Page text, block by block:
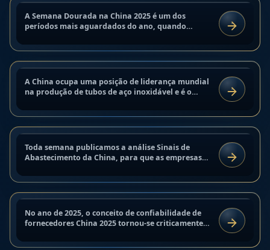
CULTURA
A Semana Dourada na China 2025 é um dos
períodos mais aguardados do ano, quando
compras e desfrutam de lazer...
LER
ANÁLISE E TENDÊNCIAS
Fabricantes de tubos de aço
inoxidável na China – fábricas
verificadas
A China ocupa uma posição de liderança mundial
na produção de tubos de aço inoxidável e é o
petróleo e gás,...
LER
NOTÍCIAS
Sinais de Abastecimento da China:
tarifas, matérias-primas e logística
Toda semana publicamos a análise Sinais de
Abastecimento da China, para que as empresas
decisões baseadas em dados...
LER
ANÁLISE E TENDÊNCIAS
Confiabilidade de Fornecedores
China 2025: classificação de
províncias e risco
No ano de 2025, o conceito de confiabilidade de
fornecedores China 2025 tornou-se criticamente
empresas que trabalham...
LER
Mitos chineses sobre negócios
ocidentais e como superá-los